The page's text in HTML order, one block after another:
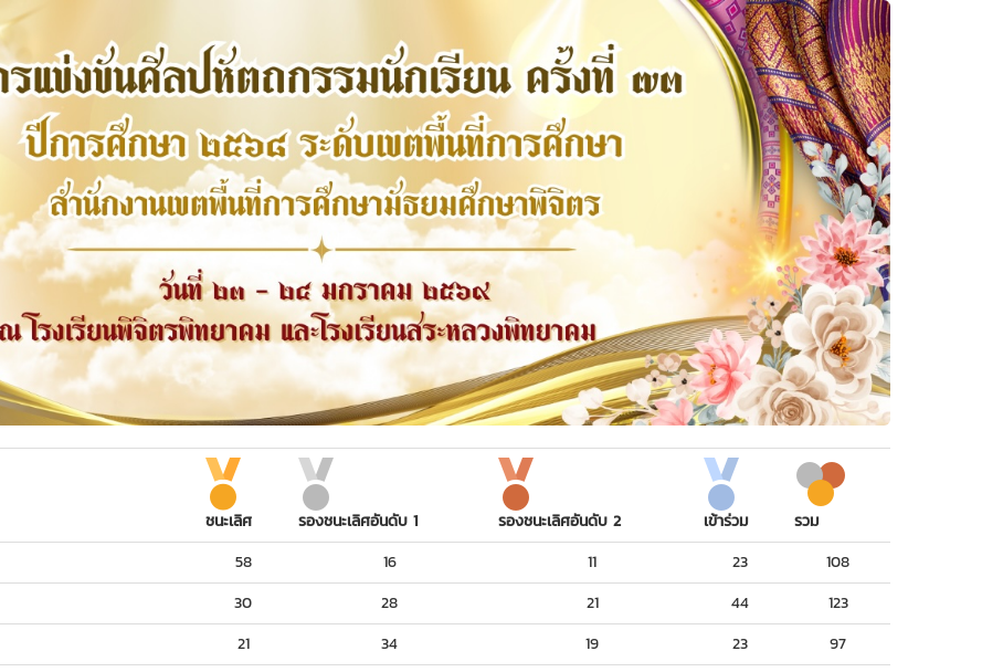
ชนะเลิศ
รองชนะเลิศอันดับ 1 รองชนะเลิศอันดับ 2 เข้าร่วม
รวม
58 16 11 23
108
30 28 21 44
123
21 34 19 23
97